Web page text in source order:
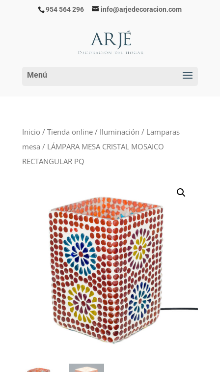
954 564 296 info@arjedecoracion.com
Inicio / Tienda online/ Iluminación / Lamparas
mesa / LÁMPARA MESA CRISTAL MOSAICO
RECTANGULAR PQ